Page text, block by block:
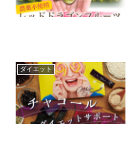
ダイエット